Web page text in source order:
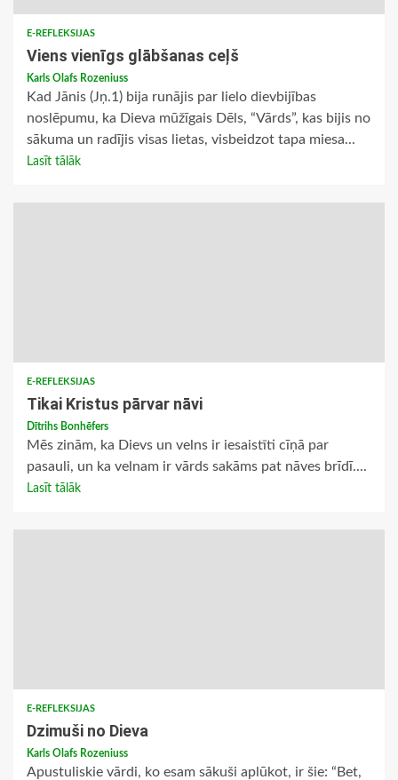
E-REFLEKSIJAS
Viens vienīgs glābšanas ceļš
Karls Olafs Rozeniuss
Kad Jānis (Jņ.1) bija runājis par lielo dievbijības
noslēpumu, ka Dieva mūžīgais Dēls, “Vārds”, kas bijis no
sākuma un radījis visas lietas, visbeidzot tapa miesa...
Lasīt tālāk
E-REFLEKSIJAS
Tikai Kristus pārvar nāvi
Dītrihs Bonhēfers
Mēs zinām, ka Dievs un velns ir iesaistīti cīņā par
pasauli, un ka velnam ir vārds sakāms pat nāves brīdī....
Lasīt tālāk
E-REFLEKSIJAS
Dzimuši no Dieva
Karls Olafs Rozeniuss
Apustuliskie vārdi, ko esam sākuši aplūkot, ir šie: “Bet,